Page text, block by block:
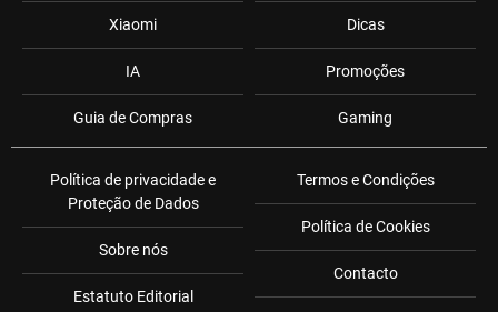
Xiaomi
IA
Guia de Compras
Dicas
Promoções
Gaming
Política de privacidade e
Proteção de Dados
Sobre nós
Estatuto Editorial
Termos e Condições
Política de Cookies
Contacto